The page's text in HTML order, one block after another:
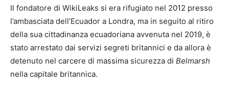
Il fondatore di WikiLeaks si era rifugiato nel 2012 presso
l’ambasciata dell’Ecuador a Londra, ma in seguito al ritiro
della sua cittadinanza ecuadoriana avvenuta nel 2019, è
stato arrestato dai servizi segreti britannici e da allora è
detenuto nel carcere di massima sicurezza di Belmarsh
nella capitale britannica.